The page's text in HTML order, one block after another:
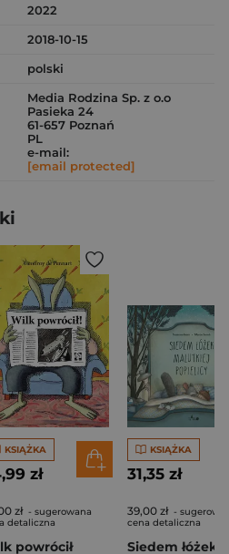
2022
2018-10-15
polski
Media Rodzina Sp. z o.o
Pasieka 24
61-657 Poznań
PL
e-mail:
[email protected]
KSIĄŻKA
zł
zł - sugerowana
detaliczna
powrócił
KSIĄŻKA
31,35 zł
39,00 zł -
cena detaliczna